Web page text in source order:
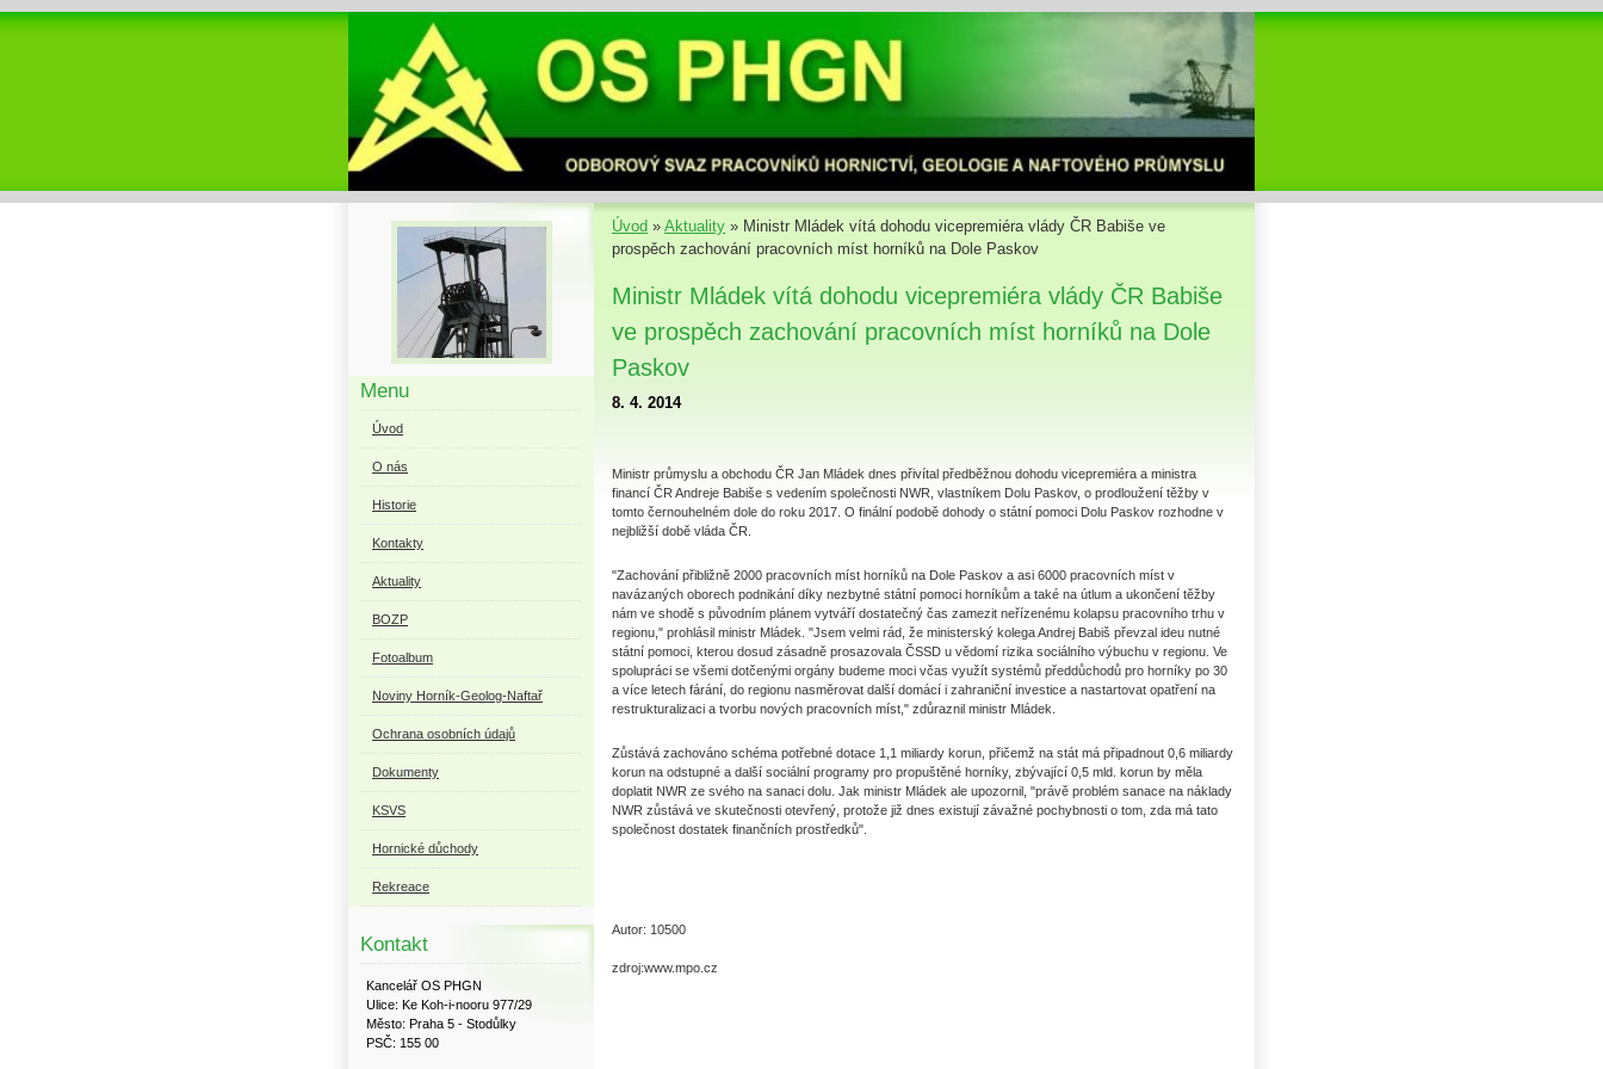
Úvod » Aktuality » Ministr Mládek vítá dohodu vicepremiéra vlády ČR Babiše ve
prospěch zachování pracovních míst horníků na Dole Paskov
Ministr Mládek vítá dohodu vicepremiéra vlády ČR Babiše
ve prospěch zachování pracovních míst horníků na Dole
Paskov
8. 4. 2014
Ministr průmyslu a obchodu ČR Jan Mládek dnes přivítal předběžnou dohodu vicepremiéra a ministra
financí ČR Andreje Babiše s vedením společnosti NWR, vlastníkem Dolu Paskov, o prodloužení těžby v
tomto černouhelném dole do roku 2017. O finální podobě dohody o státní pomoci Dolu Paskov rozhodne v
nejbližší době vláda ČR.
"Zachování přibližně 2000 pracovních míst horníků na Dole Paskov a asi 6000 pracovních míst v
navázaných oborech podnikání díky nezbytné státní pomoci horníkům a také na útlum a ukončení těžby
nám ve shodě s původním plánem vytváří dostatečný čas zamezit neřízenému kolapsu pracovního trhu v
regionu," prohlásil ministr Mládek. "Jsem velmi rád, že ministerský kolega Andrej Babiš převzal ideu nutné
státní pomoci, kterou dosud zásadně prosazovala ČSSD u vědomí rizika sociálního výbuchu v regionu. Ve
spolupráci se všemi dotčenými orgány budeme moci včas využít systémů předdůchodů pro horníky po 30
a více letech fárání, do regionu nasměrovat další domácí i zahraniční investice a nastartovat opatření na
restrukturalizaci a tvorbu nových pracovních míst," zdůraznil ministr Mládek.
Zůstává zachováno schéma potřebné dotace 1,1 miliardy korun, přičemž na stát má připadnout 0,6 miliardy
korun na odstupné a další sociální programy pro propuštěné horníky, zbývající 0,5 mld. korun by měla
doplatit NWR ze svého na sanaci dolu. Jak ministr Mládek ale upozornil, "právě problém sanace na náklady
NWR zůstává ve skutečnosti otevřený, protože již dnes existují závažné pochybnosti o tom, zda má tato
společnost dostatek finančních prostředků".
Autor: 10500
zdroj:www.mpo.cz
Menu
Úvod
O nás
Historie
Kontakty
Aktuality
BOZP
Fotoalbum
Noviny Horník-Geolog-Naftař
Ochrana osobních údajů
Dokumenty
KSVS
Hornické důchody
Rekreace
Kontakt
Kancelář OS PHGN
Ulice: Ke Koh-i-nooru 977/29
Město: Praha 5 - Stodůlky
PSČ: 155 00